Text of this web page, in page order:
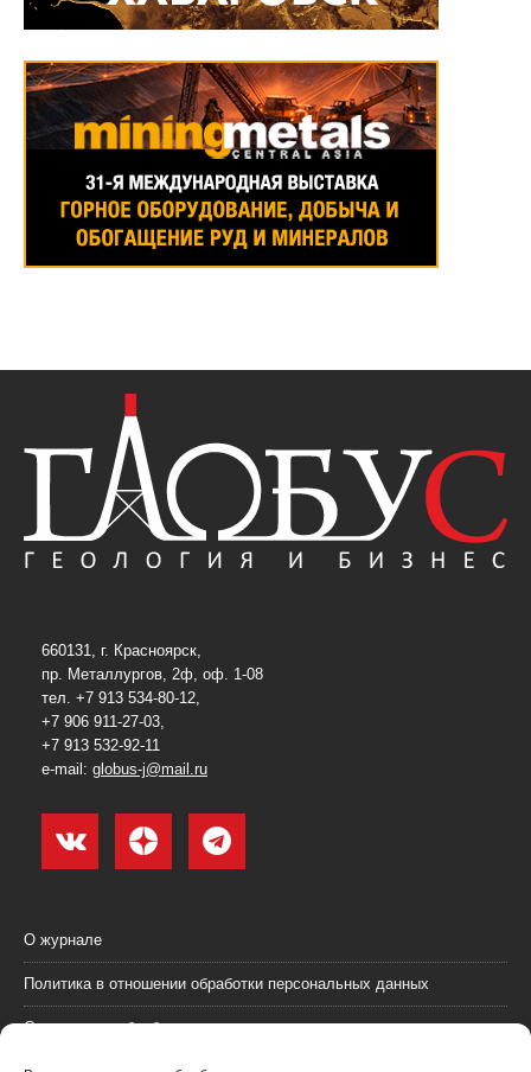
660131, г. Красноярск,
пр. Металлургов, 2ф, оф. 1-08
тел. +7 913 534-80-12,
+7 906 911-27-03,
+7 913 532-92-11
e-mail: globus-j@mail.ru
О журнале
Политика в отношении обработки персональных данных
Согласие на обработку персональных данных